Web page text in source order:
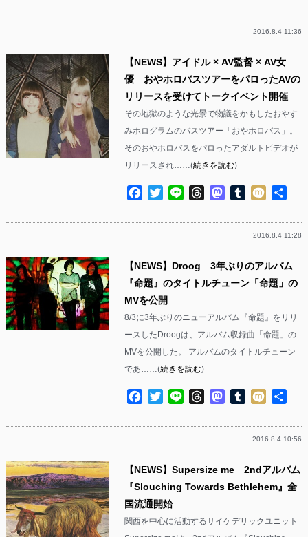
2016.8.4 11:36
【NEWS】アイドル × AV監督 × AV女
優 おやホロバスツアーをパロったAVの
リリースを受けてトークイベント開催
その地獄のような光景で物議をかもしたおやす
みホログラムのバスツアー「おやホロバス」。
そのおやホロバスをパロったアダルトビデオが
リリースされ……(続きを読む)
Facebook
TwitterLine ThreadsMastodon
Tumblr
Mixi
2016.8.4 11:28
【NEWS】Droog 3年ぶりのアルバム
『命題』のタイトルチューン「命題」の
MVを公開
8/3に3年ぶりのニューアルバム『命題』をリリ
ースしたDroogは、アルバム収録曲「命題」の
MVを公開した。 アルバムのタイトルチューン
であ……(続きを読む)
Facebook
TwitterLine ThreadsMastodon
Tumblr
Mixi
2016.8.4 10:56
【NEWS】Supersize me 2ndアルバム
『Slouching Towards Bethlehem』全
国流通開始
関西を中心に活動するサイケデリックユニット